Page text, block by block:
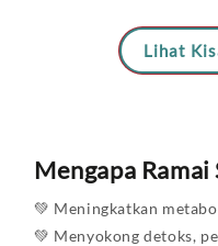
Lihat
Mengapa
💚 Meningkatkan
💚 Menyokong detoks,